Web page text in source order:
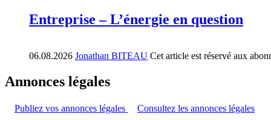
Entreprise – L’énergie en question
06.08.2026 Jonathan BITEAU Cet article est réservé aux
Annonces légales
Publiez vos annonces légales Consultez les annonces légales